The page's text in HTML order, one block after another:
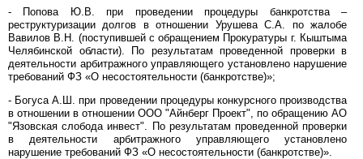
- Попова Ю.В. при проведении процедуры банкротства –
реструктуризации долгов в отношении Урушева С.А. по жалобе
Вавилов В.Н. (поступившей с обращением Прокуратуры г. Кыштыма
Челябинской области). По результатам проведенной проверки в
деятельности арбитражного управляющего установлено нарушение
требований ФЗ «О несостоятельности (банкротстве)»;
- Богуса А.Ш. при проведении процедуры конкурсного производства
в отношении в отношении ООО "Айнберг Проект", по обращению АО
"Язовская слобода инвест". По результатам проведенной проверки
в деятельности арбитражного управляющего установлено
нарушение требований ФЗ «О несостоятельности (банкротстве)».